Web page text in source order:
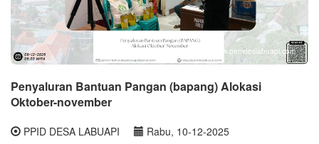
www.pemdeslabuapi.com
Penyaluran Bantuan Pangan (bapang) Alokasi
Oktober-november
PPID DESA LABUAPI
Rabu, 10-12-2025